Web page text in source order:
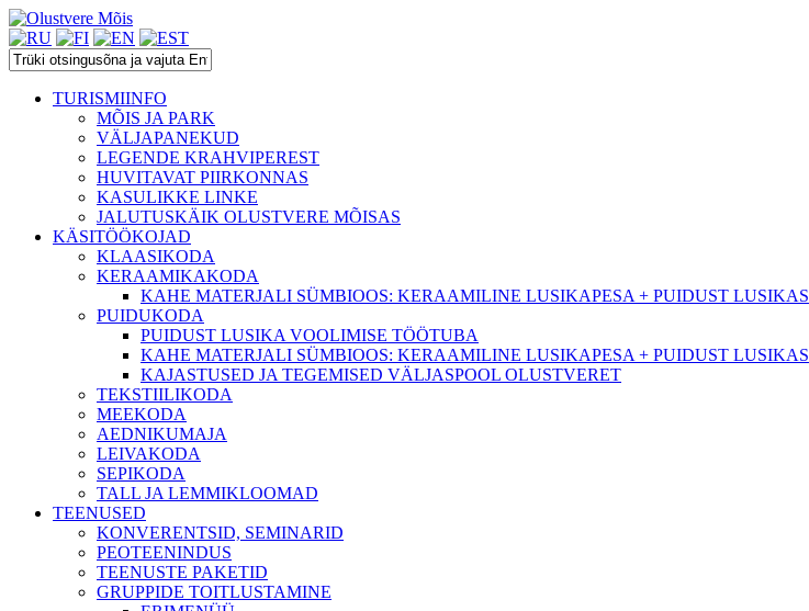
TURISMIINFO
MÕIS JA PARK
VÄLJAPANEKUD
LEGENDE KRAHVIPEREST
HUVITAVAT PIIRKONNAS
KASULIKKE LINKE
JALUTUSKÄIK OLUSTVERE MÕISAS
KÄSITÖÖKOJAD
KLAASIKODA
KERAAMIKAKODA
KAHE MATERJALI SÜMBIOOS: KERAAMILINE LUSIKAPESA + PUIDUST LUSIKAS
PUIDUKODA
PUIDUST LUSIKA VOOLIMISE TÖÖTUBA
KAHE MATERJALI SÜMBIOOS: KERAAMILINE LUSIKAPESA + PUIDUST LUSIKAS
KAJASTUSED JA TEGEMISED VÄLJASPOOL OLUSTVERET
TEKSTIILIKODA
MEEKODA
AEDNIKUMAJA
LEIVAKODA
SEPIKODA
TALL JA LEMMIKLOOMAD
TEENUSED
KONVERENTSID, SEMINARID
PEOTEENINDUS
TEENUSTE PAKETID
GRUPPIDE TOITLUSTAMINE